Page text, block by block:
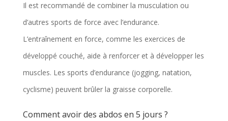
Il est recommandé de combiner la musculation ou
d’autres sports de force avec l’endurance.
L’entraînement en force, comme les exercices de
développé couché, aide à renforcer et à développer les
muscles. Les sports d’endurance (jogging, natation,
cyclisme) peuvent brûler la graisse corporelle.
Comment avoir des abdos en 5 jours ?